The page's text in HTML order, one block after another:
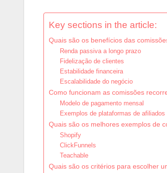
Key sections in the article:
Quais são os benefícios das
Renda passiva a longo prazo
Fidelização de clientes
Estabilidade financeira
Escalabilidade do negócio
Como funcionam as comissões
Modelo de pagamento mensal
Exemplos de plataformas de afiliados
Quais são os melhores exemplos de
Shopify
ClickFunnels
Teachable
Quais são os critérios para escolher